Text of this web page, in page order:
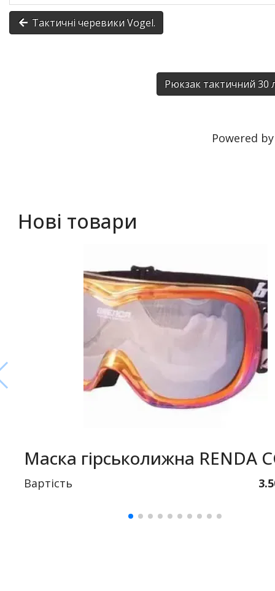
Тактичні черевики Vogel.
Рюкзак тактичний 30
Powered
Нові товари
Маска гірськолижна RENDA
Вартість